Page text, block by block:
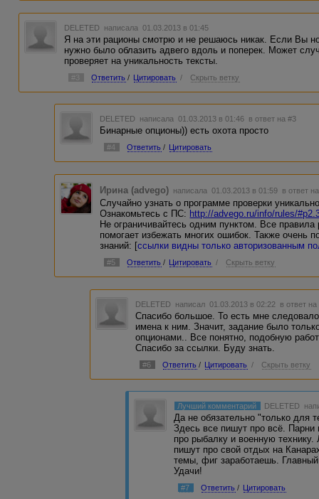
DELETED написала 01.03.2013 в 01:45
Я на эти рационы смотрю и не решаюсь никак. Если Вы
нужно было облазить адвего вдоль и поперек. Может
проверяет на уникальность тексты.
#3 Ответить / Цитировать / Скрыть ветку
DELETED написала 01.03.2013 в 01:46 в ответ на #3
Бинарные опционы)) есть охота просто
#4 Ответить / Цитировать
Ирина (advego) написала 01.03.2013 в 01:59 в ответ
Случайно узнать о программе проверки
Ознакомьтесь с ПС: http://advego.ru/info/rules/
Не ограничивайтесь одним пунктом. Все
помогает избежать многих ошибок. Также очень
знаний: [ссылки видны только авторизованным
#5 Ответить / Цитировать / Скрыть ветку
DELETED написал 01.03.2013 в 02:22 в ответ на
Спасибо большое. То есть мне
имена к ним. Значит, задание было
опционами.. Все понятно, подобную
Спасибо за ссылки. Буду знать.
#6 Ответить / Цитировать / Скрыть ветку
Лучший комментарий DELETED
Да не обязательно "только для
Здесь все пишут про всё.
про рыбалку и военную
пишут про свой отдых на
темы, фиг заработаешь.
Удачи!
#7 Ответить / Цитировать